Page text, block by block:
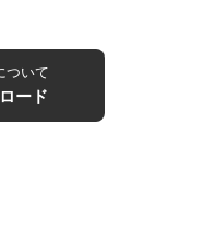
ついて
ード